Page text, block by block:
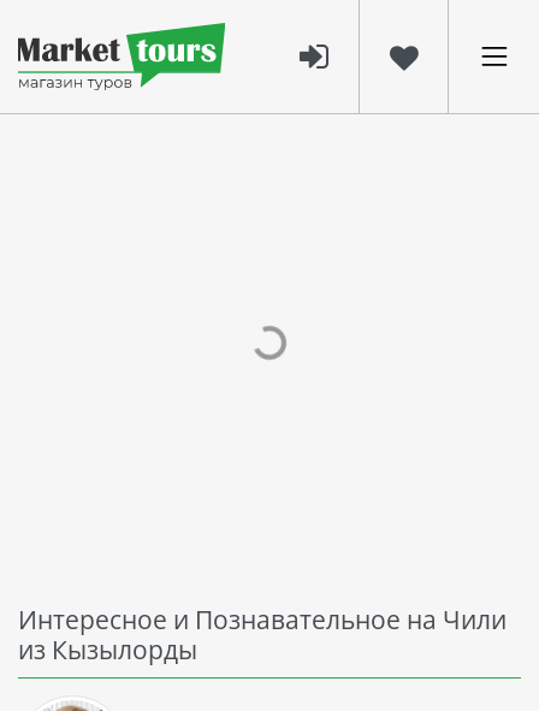
Интересное и Познавательное на Чили
из Кызылорды